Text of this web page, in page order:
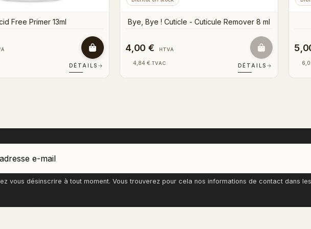
€
→
3,00 €
→
vous désinscrire à tout moment. Vous trouverez pour cela nos informations de contact dans